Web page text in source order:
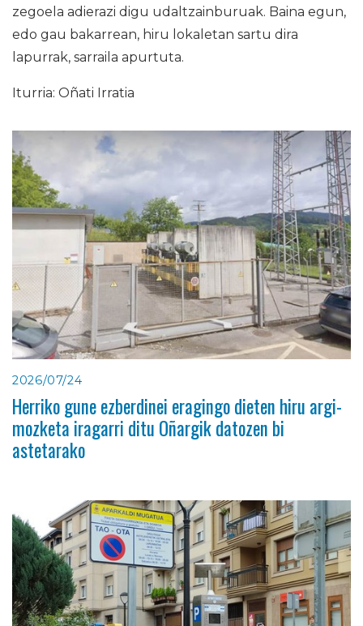
zegoela adierazi digu udaltzainburuak. Baina egun,
edo gau bakarrean, hiru lokaletan sartu dira
lapurrak, sarraila apurtuta.
Iturria: Oñati Irratia
2026/07/24
Herriko gune ezberdinei eragingo dieten hiru argi-
mozketa iragarri ditu Oñargik datozen bi
astetarako